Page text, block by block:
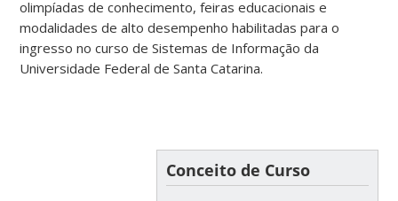
olimpíadas de conhecimento, feiras educacionais e
modalidades de alto desempenho habilitadas para o
ingresso no curso de Sistemas de Informação da
Universidade Federal de Santa Catarina.
Conceito de Curso